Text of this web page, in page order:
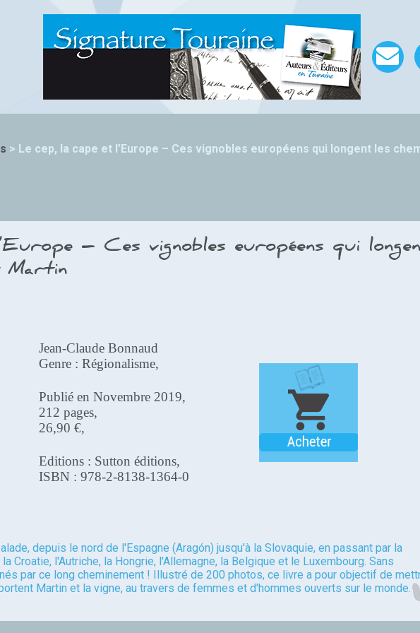
> Le cep, la cape et l’Europe – Ces vignobles européens qui longent les
– Ces vignobles européens qui
Martin
Jean-Claude Bonnaud
Genre : Régionalisme,
Publié en Novembre 2019,
212 pages,
26,90 €,
Editions : Sutton éditions,
ISBN : 978-2-8138-1364-0
depuis le nord de l'Espagne (Aragón) jusqu'à la Slovaquie, en passant par la
Croatie, l'Autriche, la Hongrie, l'Allemagne, la Belgique et le Luxembourg. Sans
par ce long cheminement ! Illustré de 200 photos, ce livre a pour objectif de
Martin et la vigne, au travers de femmes et d'hommes ouverts sur le monde.